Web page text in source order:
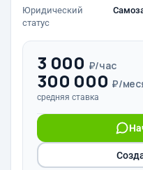
Юридический
статус
3 000 ₽/час
300 000 ₽/
средняя ставка